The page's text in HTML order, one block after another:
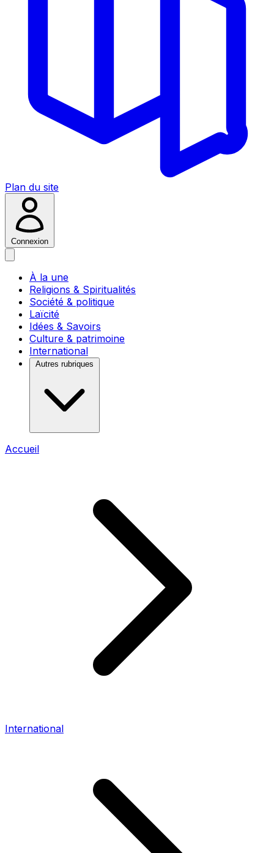
Plan du site
Connexion
À la une
Religions & Spiritualités
Société & politique
Laïcité
Idées & Savoirs
Culture & patrimoine
International
Autres rubriques
Accueil
International